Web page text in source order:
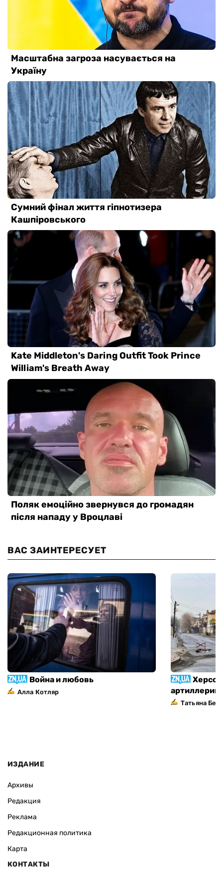
ВАС ЗАИНТЕРЕСУЕТ
Война и любовь
Алла Котляр
Татьяна
ИЗДАНИЕ
Архивы
Редакция
Реклама
Редакционная политика
Карта
КОНТАКТЫ